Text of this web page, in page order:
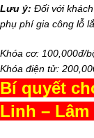
Lưu ý: Đối với
phụ phí gia công lỗ
Khóa cơ: 100,000đ/
Khóa điện tử:
Bí quyết
Linh –